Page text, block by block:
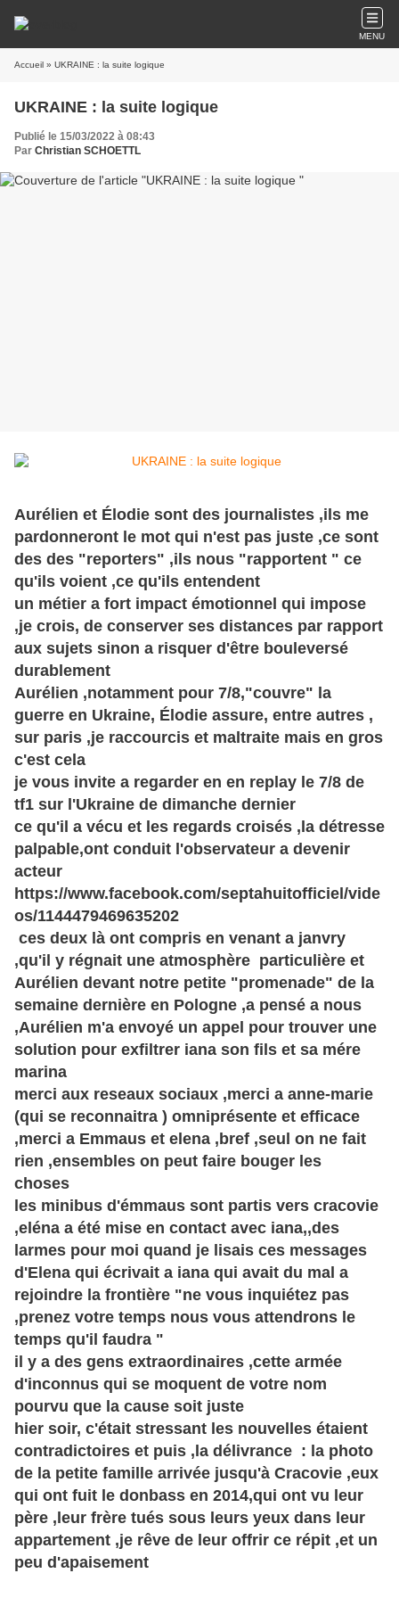
MENU
Accueil » UKRAINE : la suite logique
UKRAINE : la suite logique
Publié le 15/03/2022 à 08:43
Par Christian SCHOETTL
Aurélien et Élodie sont des journalistes ,ils me
pardonneront le mot qui n'est pas juste ,ce sont
des des "reporters" ,ils nous "rapportent " ce
qu'ils voient ,ce qu'ils entendent
un métier a fort impact émotionnel qui impose
,je crois, de conserver ses distances par rapport
aux sujets sinon a risquer d'être bouleversé
durablement
Aurélien ,notamment pour 7/8,"couvre" la
guerre en Ukraine, Élodie assure, entre autres ,
sur paris ,je raccourcis et maltraite mais en gros
c'est cela
je vous invite a regarder en en replay le 7/8 de
tf1 sur l'Ukraine de dimanche dernier
ce qu'il a vécu et les regards croisés ,la détresse
palpable,ont conduit l'observateur a devenir
acteur
https://www.facebook.com/septahuitofficiel/vide
os/1144479469635202
ces deux là ont compris en venant a janvry
,qu'il y régnait une atmosphère particulière et
Aurélien devant notre petite "promenade" de la
semaine dernière en Pologne ,a pensé a nous
,Aurélien m'a envoyé un appel pour trouver une
solution pour exfiltrer iana son fils et sa mére
marina
merci aux reseaux sociaux ,merci a anne-marie
(qui se reconnaitra ) omniprésente et efficace
,merci a Emmaus et elena ,bref ,seul on ne fait
rien ,ensembles on peut faire bouger les
choses
les minibus d'émmaus sont partis vers cracovie
,eléna a été mise en contact avec iana,,des
larmes pour moi quand je lisais ces messages
d'Elena qui écrivait a iana qui avait du mal a
rejoindre la frontière "ne vous inquiétez pas
,prenez votre temps nous vous attendrons le
temps qu'il faudra "
il y a des gens extraordinaires ,cette armée
d'inconnus qui se moquent de votre nom
pourvu que la cause soit juste
hier soir, c'était stressant les nouvelles étaient
contradictoires et puis ,la délivrance : la photo
de la petite famille arrivée jusqu'à Cracovie ,eux
qui ont fuit le donbass en 2014,qui ont vu leur
père ,leur frère tués sous leurs yeux dans leur
appartement ,je rêve de leur offrir ce répit ,et un
peu d'apaisement